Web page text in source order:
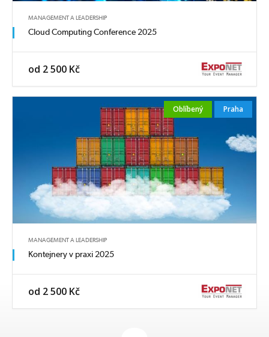
MANAGEMENT A LEADERSHIP
Cloud Computing Conference 2025
od 2 500 Kč
Oblíbený Praha
MANAGEMENT A LEADERSHIP
Kontejnery v praxi 2025
od 2 500 Kč